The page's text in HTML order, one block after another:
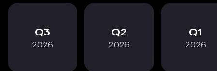
3
2026
2
2026
1
2026